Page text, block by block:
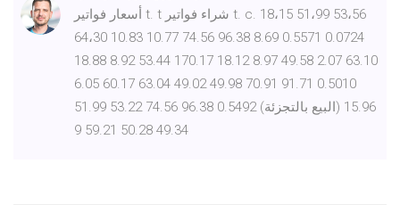
أسعار فواتير t. t شراء فواتير t. c. 18،15 51،99 53،56
64،30 10.83 10.77 74.56 96.38 8.69 0.5571 0.0724
18.88 8.92 53.44 170.17 18.12 8.97 49.58 2.07 63.10
6.05 60.17 63.04 49.02 49.98 70.91 91.71 0.5010
51.99 53.22 74.56 96.38 0.5492 (البيع بالتجزئة) 15.96
49.34 50.28 59.21 9